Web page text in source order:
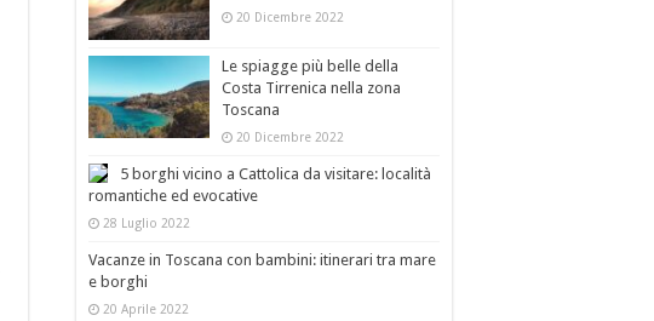
20 Dicembre 2022
Le spiagge più belle della
Costa Tirrenica nella zona
Toscana
20 Dicembre 2022
5 borghi vicino a Cattolica da visitare: località
romantiche ed evocative
28 Luglio 2022
Vacanze in Toscana con bambini: itinerari tra mare
e borghi
20 Aprile 2022